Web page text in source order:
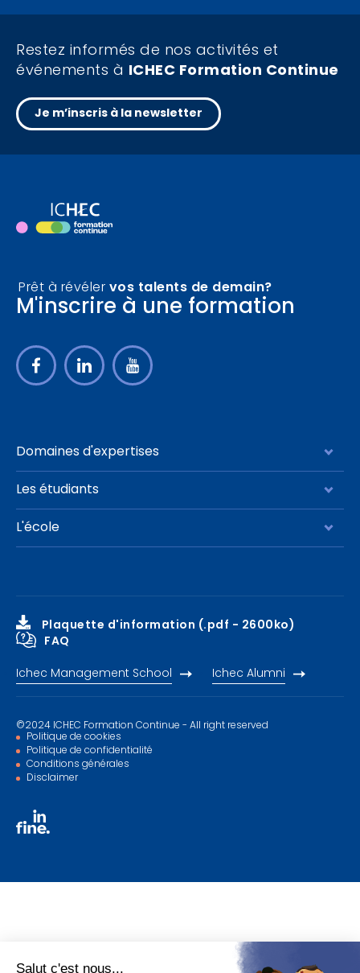
Restez informés de nos activités et
événements à
ICHEC Formation Continue
Je m’inscris à la newsletter
Prêt à révéler vos talents de demain?
M'inscrire à une formation
Domaines d'expertises
Management stratégie
Finance contrôle
IA – Data Management
RH – People management
Secteur public
Les étudiants
Programme complet
Aides et subsides
Evénements
Nous contacter
L'école
Formation continue
Executive master
Formation en partenariat
Plaquette d'information (.pdf - 2600ko)
FAQ
Ichec Management School Ichec Alumni
©2024 ICHEC Formation Continue - All right reserved
Politique de cookies
Politique de confidentialité
Conditions générales
Disclaimer